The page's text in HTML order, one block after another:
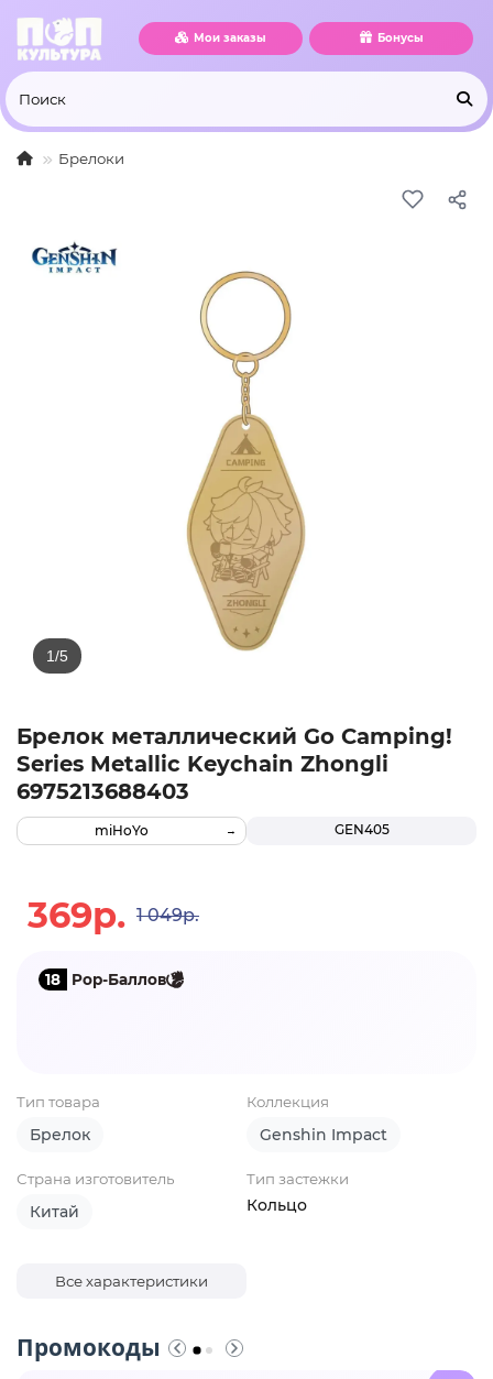
Мои заказы Бонусы
Брелоки
Брелок металлический Go Camping!
Series Metallic Keychain Zhongli
6975213688403
GEN405
miHoYo
369р. 1 049р.
18 Pop-Баллов
Тип товара
Брелок
Коллекция
Genshin Impact
Страна изготовитель
Китай
Тип застежки
Кольцо
Все характеристики
Промокоды